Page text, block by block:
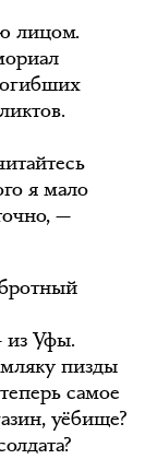
лицом.
я мало
—
из Уфы.
пизды
самое
уёбище?